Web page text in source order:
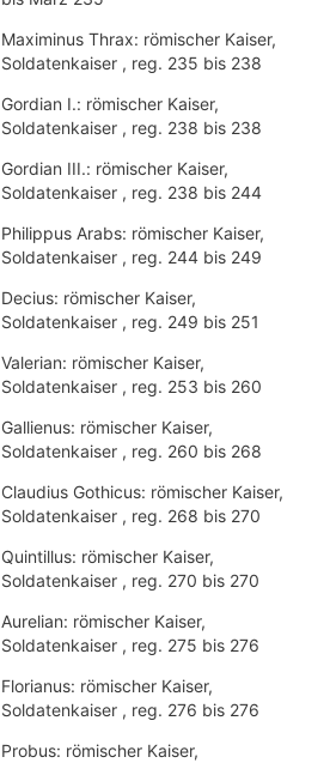
Maximinus Thrax: römischer Kaiser,
Soldatenkaiser , reg. 235 bis 238
Gordian I.: römischer Kaiser,
Soldatenkaiser , reg. 238 bis 238
Gordian III.: römischer Kaiser,
Soldatenkaiser , reg. 238 bis 244
Philippus Arabs: römischer Kaiser,
Soldatenkaiser , reg. 244 bis 249
Decius: römischer Kaiser,
Soldatenkaiser , reg. 249 bis 251
Valerian: römischer Kaiser,
Soldatenkaiser , reg. 253 bis 260
Gallienus: römischer Kaiser,
Soldatenkaiser , reg. 260 bis 268
Claudius Gothicus: römischer Kaiser,
Soldatenkaiser , reg. 268 bis 270
Quintillus: römischer Kaiser,
Soldatenkaiser , reg. 270 bis 270
Aurelian: römischer Kaiser,
Soldatenkaiser , reg. 275 bis 276
Florianus: römischer Kaiser,
Soldatenkaiser , reg. 276 bis 276
Probus: römischer Kaiser,